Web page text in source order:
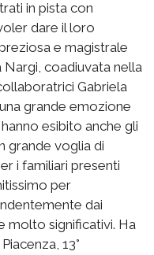
in pista con
dare il loro
e magistrale
coadiuvata nella
Gabriela
grande emozione
esibito anche gli
grande voglia di
i familiari presenti
per
dai
molto significativi. Ha
13°